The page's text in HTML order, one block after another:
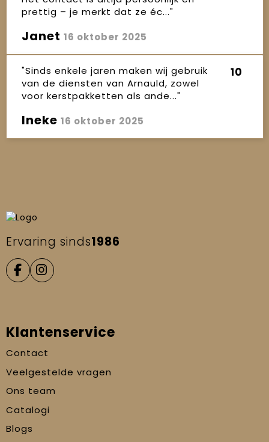
prettig – je merkt dat ze éc..."
Janet 16 oktober 2025
"Sinds enkele jaren maken wij gebruik
van de diensten van Arnauld, zowel
voor kerstpakketten als ande..."
10
Ineke 16 oktober 2025
Ervaring sinds1986
Klantenservice
Contact
Veelgestelde vragen
Ons team
Catalogi
Blogs